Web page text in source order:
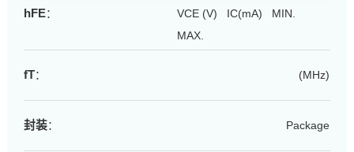
hFE：
VCE (V) IC(mA) MIN.
MAX.
fT： (MHz)
封装： Package